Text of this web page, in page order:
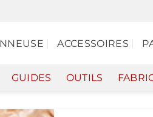
ACCESSOIRES
GUIDES OUTILS